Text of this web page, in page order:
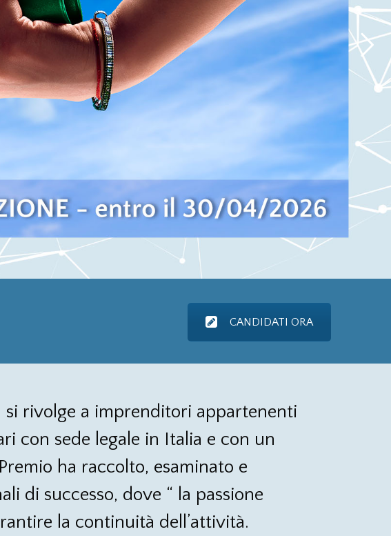
CANDIDATI ORA
si rivolge a imprenditori appartenenti
con sede legale in Italia e con un
ha raccolto, esaminato e
di successo, dove “ la passione
la continuità dell’attività.